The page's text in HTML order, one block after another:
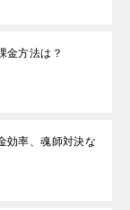
金方法は？
効率、魂師対決な